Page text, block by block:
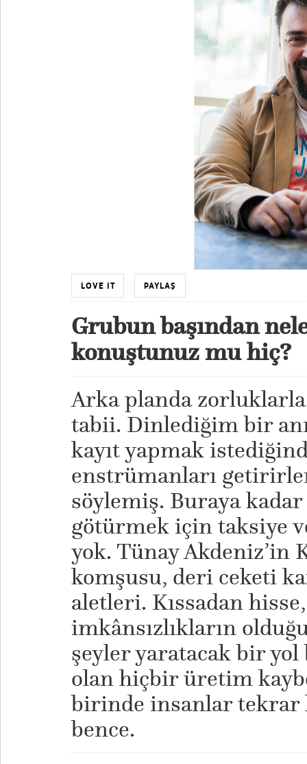
LOVE IT PAYLAŞ
Grubun başından
konuştunuz mu hiç?
Arka planda
tabii. Dinlediğim bir
kayıt yapmak
enstrümanları
söylemiş. Buraya
götürmek için taksiye
yok. Tünay Akdeniz’in
komşusu, deri ceketi
aletleri. Kıssadan
imkânsızlıkların
şeyler yaratacak bir
olan hiçbir üretim
birinde insanlar tekrar
bence.